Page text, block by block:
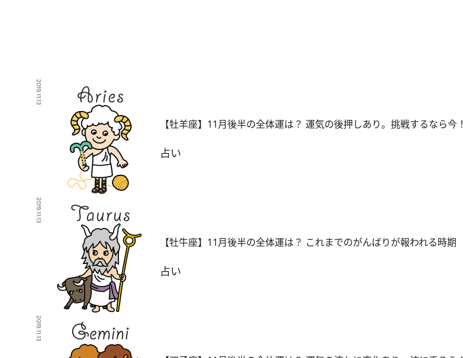
2019.11.13
【牡羊座】11月後半の全体運は？ 運気の後押しあり。挑戦するなら今！
占い
2019.11.13
【牡牛座】11月後半の全体運は？ これまでのがんばりが報われる時期
占い
2019.11.13